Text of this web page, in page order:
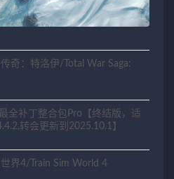
奇：特洛伊/Total War Saga:
全补丁整合包Pro【终结版，适
转会更新到2025.10.1】
界4/Train Sim World 4